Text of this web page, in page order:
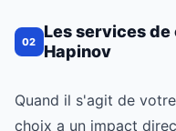
02
Les services
Hapinov
Quand il s'agit de
choix a un impact